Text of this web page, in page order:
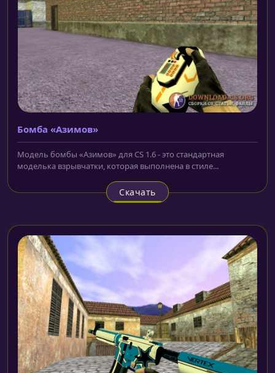
Бомба «Азимов»
Модель бомбы «Азимов» для CS 1.6 - это стандартная
моделька взрывчатки, которая выполнена в стиле...
Скачать